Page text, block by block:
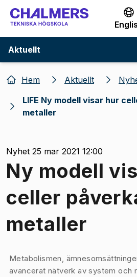
Gå till
Aktuellt
Hem Aktuellt
LIFE Ny modell visar hur
metaller
Nyhet 25 mar 2021 12:00
Ny modell
celler
metaller
Bild 1 av 1
Metabolismen,
avancerat nätverk av system och